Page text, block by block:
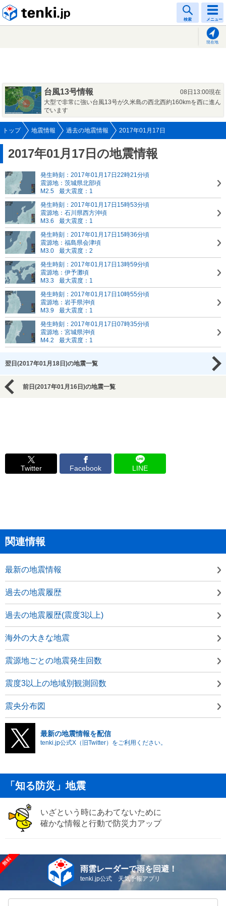
検索 メニュー
現在地
台風13号情報
08日13:00現在
大型で非常に強い台風13号が久米島の西北西約160kmを西に進ん
でいます
トップ 地震情報 過去の地震情報 2017年01月17日
2017年01月17日の地震情報
発生時刻：2017年01月17日22時21分頃
震源地：茨城県北部頃
M2.5
最大震度：1
発生時刻：2017年01月17日15時53分頃
震源地：石川県西方沖頃
M3.6
最大震度：1
発生時刻：2017年01月17日15時36分頃
震源地：福島県会津頃
M3.0
最大震度：2
発生時刻：2017年01月17日13時59分頃
震源地：伊予灘頃
M3.3
最大震度：1
発生時刻：2017年01月17日10時55分頃
震源地：岩手県沖頃
M3.9
最大震度：1
発生時刻：2017年01月17日07時35分頃
震源地：宮城県沖頃
M4.2
最大震度：1
翌日(2017年01月18日)の地震一覧
前日(2017年01月16日)の地震一覧
Twitter Facebook LINE
関連情報
最新の地震情報
過去の地震履歴
過去の地震履歴(震度3以上)
海外の大きな地震
震源地ごとの地震発生回数
震度3以上の地域別観測回数
震央分布図
最新の地震情報を配信
tenki.jp公式X（旧Twitter）をご利用ください。
「知る防災」地震
いざという時にあわてないために
確かな情報と行動で防災力アップ
雨雲レーダーで雨を回避！
tenki.jp公式 天気予報アプリ